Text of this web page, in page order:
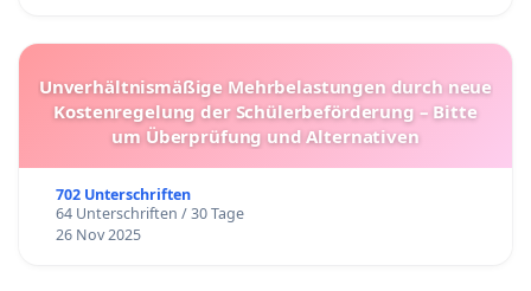
Unverhältnismäßige Mehrbelastungen durch neue
Kostenregelung der Schülerbeförderung – Bitte
um Überprüfung und Alternativen
702 Unterschriften
64 Unterschriften / 30 Tage
26 Nov 2025